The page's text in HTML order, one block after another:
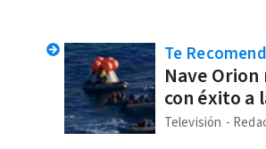
Te
Nave
con éxito a
Televisión